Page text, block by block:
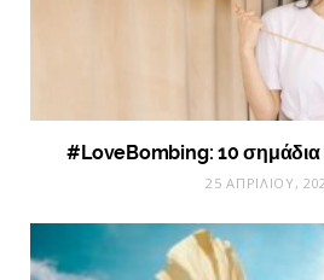
#LoveBombing: 10 σημάδια
25 ΑΠΡΙΛΊΟΥ,